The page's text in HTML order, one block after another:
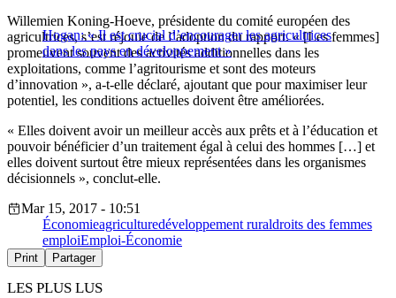
Hogan: « Il est crucial d’encourager les agricultrices
dans les pays en développement »
Willemien Koning-Hoeve, présidente du comité européen des
agricultrices, s’est réjouie de l’adoption du rapport. « [Les femmes]
promeuvent souvent des activités additionnelles dans les
exploitations, comme l’agritourisme et sont des moteurs
d’innovation », a-t-elle déclaré, ajoutant que pour maximiser leur
potentiel, les conditions actuelles doivent être améliorées.
« Elles doivent avoir un meilleur accès aux prêts et à l’éducation et
pouvoir bénéficier d’un traitement égal à celui des hommes […] et
elles doivent surtout être mieux représentées dans les organismes
décisionnels », conclut-elle.
Mar 15, 2017 - 10:51
Économieagriculturedéveloppement ruraldroits des femmes
emploiEmploi-Économie
Print Partager
LES PLUS LUS